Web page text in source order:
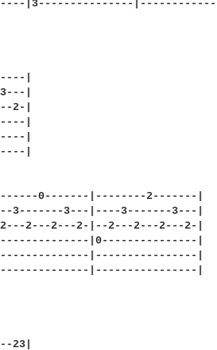
|3---------------
|
|
2-|
|
|
|
0-------|--------2-------|
3-------3---|----3-------3---|
2---2---2-|--2---2---2---2-|
|0---------------|
|----------------|
|----------------|
23|